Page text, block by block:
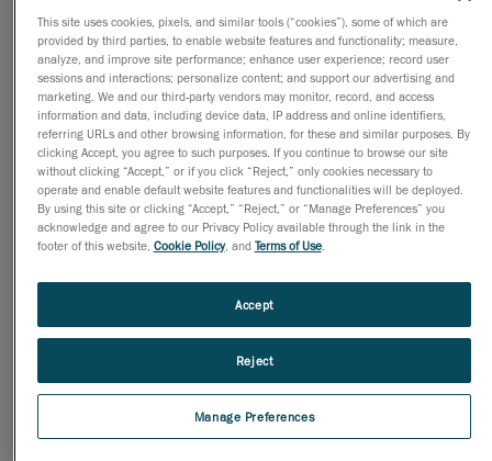
自動化が進んでいるにもかかわらず、測定や品質管理
といった様々な工程におけるミスの主たる原因が人的
ミスであることは度々言及されています。技術的な専
門知識がないために起こる場合が多く、これが近年重
要な課題になっています。結果的に、技術的経験がな
いユーザーは装置を使いこなせず、それが測定ミスに
つながって、データ品質が影響を受ける場合がありま
す。こういった誤用は、正確な測定を行うのに必要
な、装置の操作方法に関する手引きがないことや、適
切なセットアップを行わないといったことが原因であ
装置の性能は、環境や使用する測定方法によって変わ
る場合もあります。例えば、大型部品の品質管理は常
に測定ラボで行えるとは限りません。検査は生産環境
の現場で行う必要がある場合も少なくなく、そこで
This site uses cookies, pixels, and similar tools (“cookies”), some of which are
provided by third parties, to enable website features and functionality; measure,
analyze, and improve site performance; enhance user experience; record user
sessions and interactions; personalize content; and support our advertising and
marketing. We and our third-party vendors may monitor, record, and access
information and data, including device data, IP address and online identifiers,
referring URLs and other browsing information, for these and similar purposes. By
clicking Accept, you agree to such purposes. If you continue to browse our site
without clicking “Accept,” or if you click “Reject,” only cookies necessary to
operate and enable default website features and functionalities will be deployed.
By using this site or clicking “Accept,” “Reject,” or “Manage Preferences” you
acknowledge and agree to our Privacy Policy available through the link in the
footer of this website, Cookie Policy, and Terms of Use.
Manage Preferences
Reject
Accept